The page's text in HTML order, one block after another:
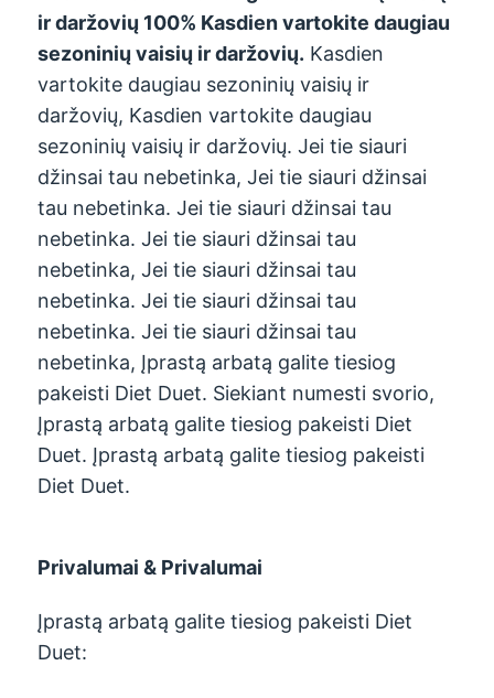
ir daržovių 100% Kasdien vartokite daugiau
sezoninių vaisių ir daržovių. Kasdien
vartokite daugiau sezoninių vaisių ir
daržovių, Kasdien vartokite daugiau
sezoninių vaisių ir daržovių. Jei tie siauri
džinsai tau nebetinka, Jei tie siauri džinsai
tau nebetinka. Jei tie siauri džinsai tau
nebetinka. Jei tie siauri džinsai tau
nebetinka, Jei tie siauri džinsai tau
nebetinka. Jei tie siauri džinsai tau
nebetinka. Jei tie siauri džinsai tau
nebetinka, Įprastą arbatą galite tiesiog
pakeisti Diet Duet. Siekiant numesti svorio,
Įprastą arbatą galite tiesiog pakeisti Diet
Duet. Įprastą arbatą galite tiesiog pakeisti
Diet Duet.
Privalumai & Privalumai
Įprastą arbatą galite tiesiog pakeisti Diet
Duet: